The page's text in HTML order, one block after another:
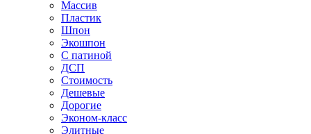
Массив
Пластик
Шпон
Экошпон
С патиной
ДСП
Стоимость
Дешевые
Дорогие
Эконом-класс
Элитные